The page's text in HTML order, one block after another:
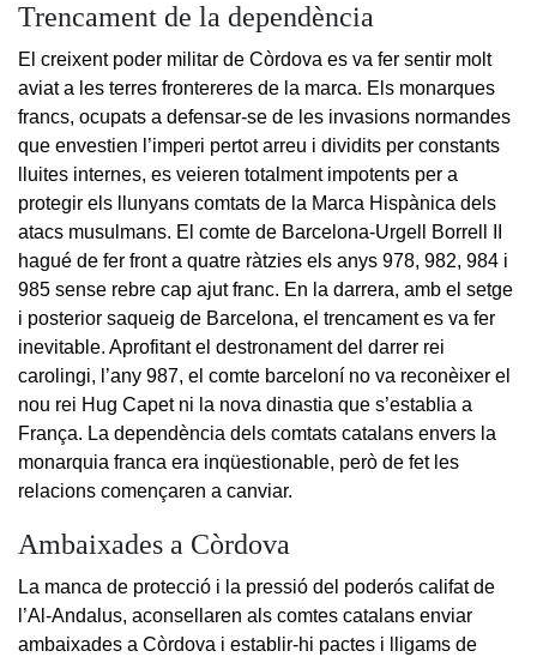
Trencament de la dependència
El creixent poder militar de Còrdova es va fer sentir molt
aviat a les terres frontereres de la marca. Els monarques
francs, ocupats a defensar-se de les invasions normandes
que envestien l’imperi pertot arreu i dividits per constants
lluites internes, es veieren totalment impotents per a
protegir els llunyans comtats de la Marca Hispànica dels
atacs musulmans. El comte de Barcelona-Urgell Borrell II
hagué de fer front a quatre ràtzies els anys 978, 982, 984 i
985 sense rebre cap ajut franc. En la darrera, amb el setge
i posterior saqueig de Barcelona, el trencament es va fer
inevitable. Aprofitant el destronament del darrer rei
carolingi, l’any 987, el comte barceloní no va reconèixer el
nou rei Hug Capet ni la nova dinastia que s’establia a
França. La dependència dels comtats catalans envers la
monarquia franca era inqüestionable, però de fet les
relacions començaren a canviar.
Ambaixades a Còrdova
La manca de protecció i la pressió del poderós califat de
l’Al-Andalus, aconsellaren als comtes catalans enviar
ambaixades a Còrdova i establir-hi pactes i lligams de